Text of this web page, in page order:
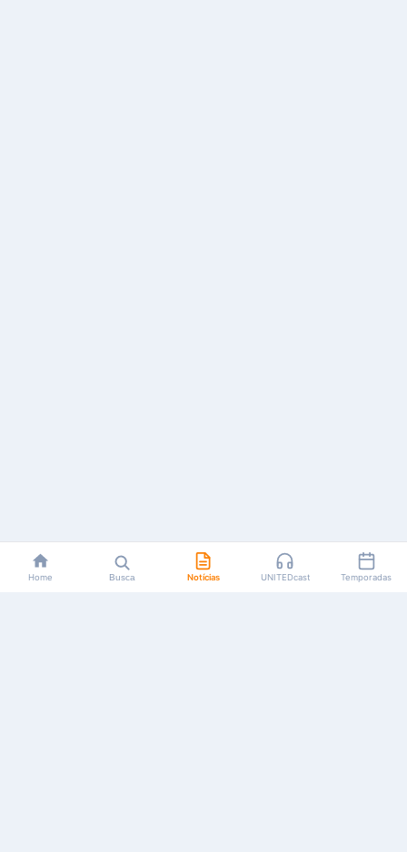
Home Busca Notícias UNITEDcast Temporadas